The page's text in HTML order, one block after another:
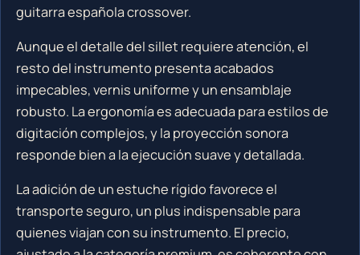
guitarra española crossover.
Aunque el detalle del sillet requiere atención, el
resto del instrumento presenta acabados
impecables, vernis uniforme y un ensamblaje
robusto. La ergonomía es adecuada para estilos de
digitación complejos, y la proyección sonora
responde bien a la ejecución suave y detallada.
La adición de un estuche rígido favorece el
transporte seguro, un plus indispensable para
quienes viajan con su instrumento. El precio,